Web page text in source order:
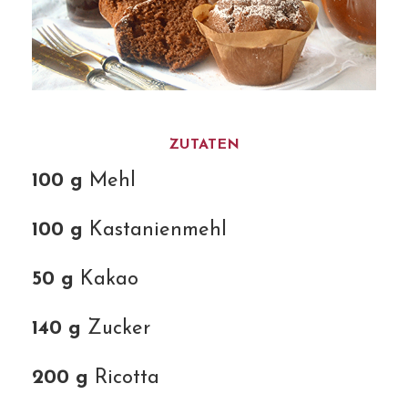
ZUTATEN
100 g Mehl
100 g Kastanienmehl
50 g Kakao
140 g Zucker
200 g Ricotta